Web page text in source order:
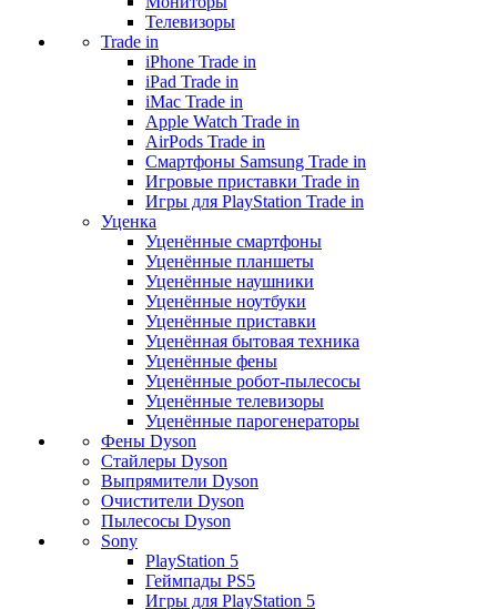
Телевизоры
Trade in
iPhone Trade in
iPad Trade in
iMac Trade in
Apple Watch Trade in
AirPods Trade in
Смартфоны Samsung Trade in
Игровые приставки Trade in
Игры для PlayStation Trade in
Уценка
Уценённые смартфоны
Уценённые планшеты
Уценённые наушники
Уценённые ноутбуки
Уценённые приставки
Уценённая бытовая техника
Уценённые фены
Уценённые робот-пылесосы
Уценённые телевизоры
Уценённые парогенераторы
Фены Dyson
Стайлеры Dyson
Выпрямители Dyson
Очистители Dyson
Пылесосы Dyson
Sony
PlayStation 5
Геймпады PS5
Игры для PlayStation 5